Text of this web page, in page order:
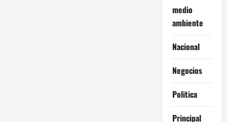
medio
ambiente
Nacional
Negocios
Politica
Principal